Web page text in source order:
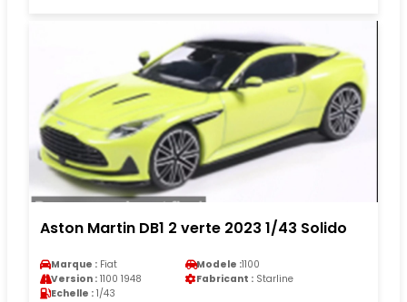
Aston Martin DB1 2 verte 2023 1/43 Solido
Marque : Fiat Modele :1100
Version : 1100 1948 Fabricant : Starline
Echelle : 1/43